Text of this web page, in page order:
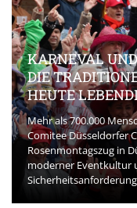
KARNEVAL
DIE
HEUTE
Mehr als 700.000
Comitee Düsseldorfer
Rosenmontagszug in
moderner Eventkultur